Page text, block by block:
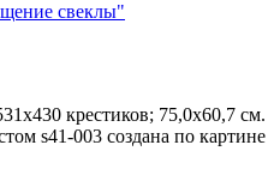
свеклы"
крестиков; 75,0х60,7 см.
s41-003 создана по картине